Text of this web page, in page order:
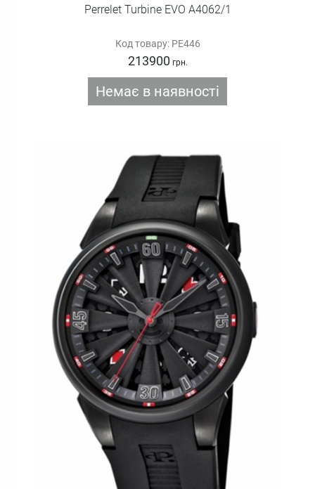
Perrelet Turbine EVO A4062/1
Код товару: PE446
213900 грн.
Немає в наявності